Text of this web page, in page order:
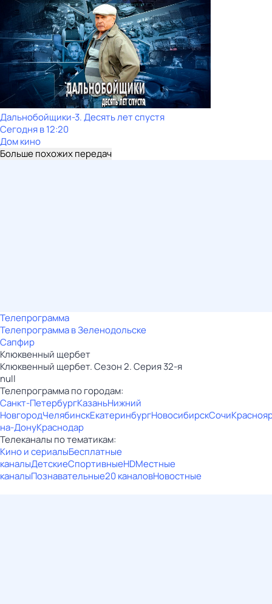
Дальнобойщики-3. Десять лет спустя
Сегодня в 12:20
Дом кино
Больше похожих передач
Телепрограмма
Телепрограмма в Зеленодольске
Сапфир
Клюквенный щербет
Клюквенный щербет. Сезон 2. Серия 32-я
null
Телепрограмма по городам:
Санкт-ПетербургКазаньНижний
НовгородЧелябинскЕкатеринбургНовосибирскСочи
на-ДонуКраснодар
Телеканалы по тематикам:
Кино и сериалыБесплатные
каналыДетскиеСпортивныеHDМестные
каналыПознавательные20 каналовНовостные